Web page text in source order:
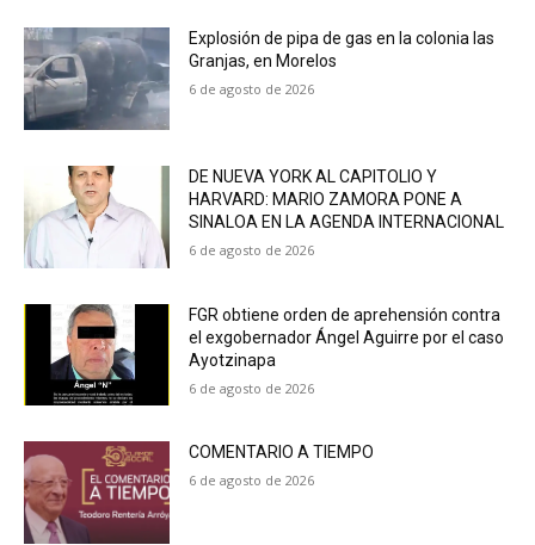
Explosión de pipa de gas en la colonia las
Granjas, en Morelos
6 de agosto de 2026
DE NUEVA YORK AL CAPITOLIO Y
HARVARD: MARIO ZAMORA PONE A
SINALOA EN LA AGENDA INTERNACIONAL
6 de agosto de 2026
FGR obtiene orden de aprehensión contra
el exgobernador Ángel Aguirre por el caso
Ayotzinapa
6 de agosto de 2026
COMENTARIO A TIEMPO
6 de agosto de 2026